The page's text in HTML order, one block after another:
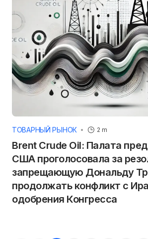
ТОВАРНЫЙ РЫНОК 2 m
Brent Crude Oil: Палата
США проголосовала за
запрещающую Дональду
продолжать конфликт с
одобрения Конгресса